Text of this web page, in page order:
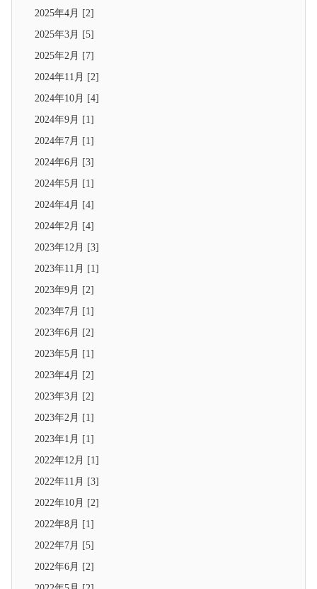
2025年4月 [2]
2025年3月 [5]
2025年2月 [7]
2024年11月 [2]
2024年10月 [4]
2024年9月 [1]
2024年7月 [1]
2024年6月 [3]
2024年5月 [1]
2024年4月 [4]
2024年2月 [4]
2023年12月 [3]
2023年11月 [1]
2023年9月 [2]
2023年7月 [1]
2023年6月 [2]
2023年5月 [1]
2023年4月 [2]
2023年3月 [2]
2023年2月 [1]
2023年1月 [1]
2022年12月 [1]
2022年11月 [3]
2022年10月 [2]
2022年8月 [1]
2022年7月 [5]
2022年6月 [2]